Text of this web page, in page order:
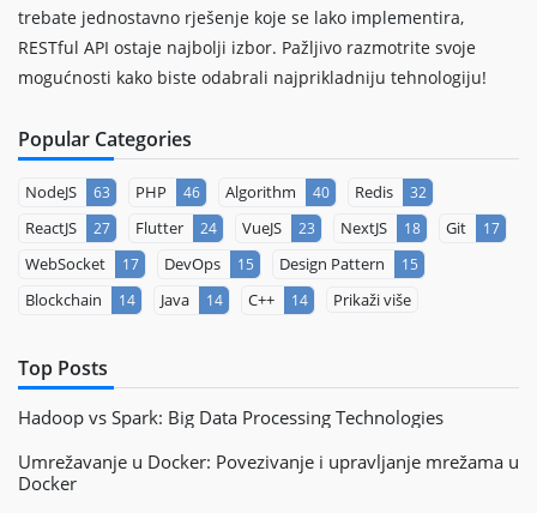
trebate jednostavno rješenje koje se lako implementira,
RESTful API ostaje najbolji izbor. Pažljivo razmotrite svoje
mogućnosti kako biste odabrali najprikladniju tehnologiju!
Popular Categories
NodeJS 63 PHP 46 Algorithm 40 Redis 32
ReactJS 27 Flutter 24 VueJS 23 NextJS 18 Git 17
WebSocket 17 DevOps 15 Design Pattern 15
Blockchain 14 Java 14 C++ 14 Prikaži više
Top Posts
Hadoop vs Spark: Big Data Processing Technologies
Umrežavanje u Docker: Povezivanje i upravljanje mrežama u
Docker